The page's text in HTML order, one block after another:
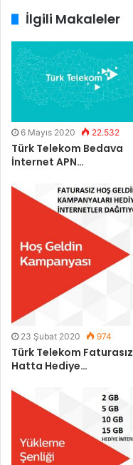
İlgili Makaleler
6 Mayıs 2020 22.532
Türk Telekom Bedava
İnternet APN…
23 Şubat 2020 974
Türk Telekom Faturasız
Hatta Hediye…